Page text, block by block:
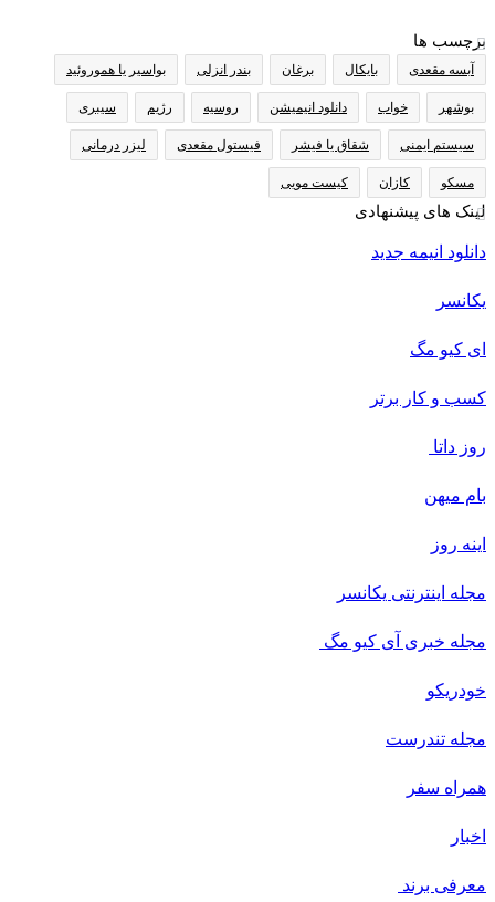
برچسب ها
آبسه مقعدی بایکال برغان بندر انزلی بواسیر یا هموروئید
بوشهر خواب دانلود انیمیشن روسیه رژیم سیبری
سیستم ایمنی شقاق یا فیشر فیستول مقعدی لیزر درمانی
مسکو کازان کیست مویی
لینک های پیشنهادی
دانلود انیمه جدید
یکانسر
ای کیو مگ
کسب و کار برتر
روز داتا
بام میهن
اینه روز
مجله اینترنتی یکانسر
مجله خبری آی کیو مگ
خودریکو
مجله‌ تندرست
همراه سفر
اخبار
معرفی برند